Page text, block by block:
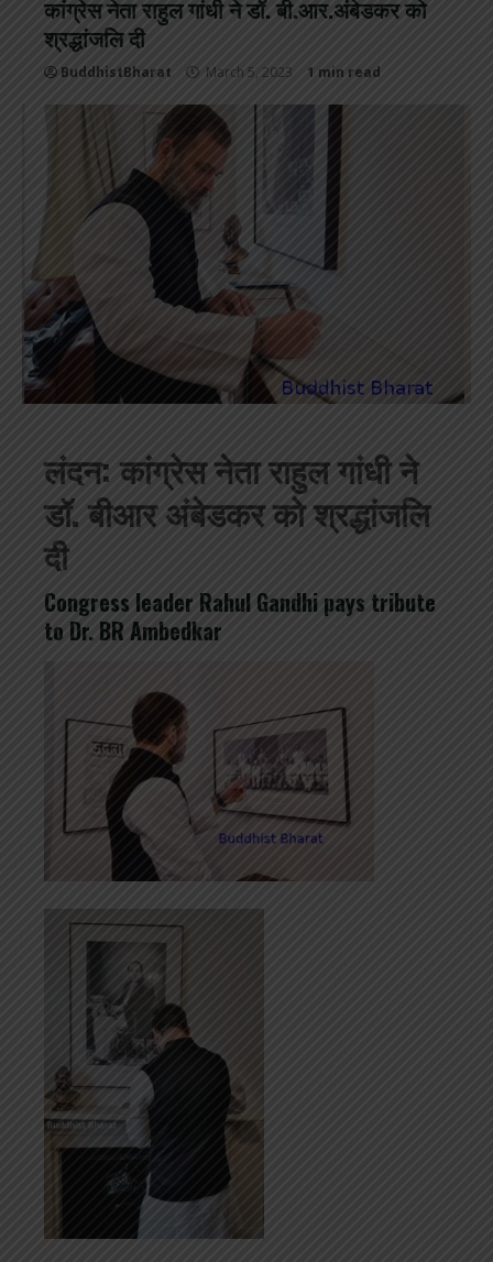
कांग्रेस नेता राहुल गांधी ने डॉ. बी.आर.अंबेडकर को
श्रद्धांजलि दी
BuddhistBharat March 5, 2023 1 min read
लंदन: कांग्रेस नेता राहुल गांधी ने
डॉ. बीआर अंबेडकर को श्रद्धांजलि
दी
Congress leader Rahul Gandhi pays tribute
to Dr. BR Ambedkar